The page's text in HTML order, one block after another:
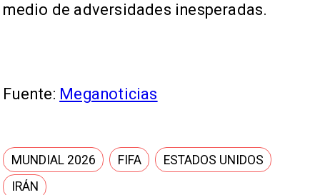
medio de adversidades inesperadas.
Fuente: Meganoticias
MUNDIAL 2026 FIFA
ESTADOS UNIDOS
IRÁN